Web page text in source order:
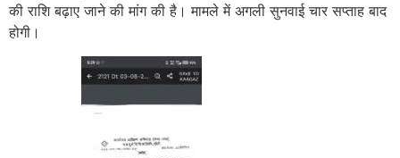
की राशि बढ़ाए जाने की मांग की है। मामले में अगली सुनवाई चार सप्ताह बाद
होगी।